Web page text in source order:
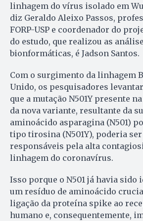
linhagem do vírus isolado em
diz Geraldo Aleixo Passos,
FORP-USP e coordenador do
do estudo, que realizou as
bionformáticas, é Jadson Santos.
Com o surgimento da linhagem
Unido, os pesquisadores
que a mutação N501Y presente
da nova variante, resultante da
aminoácido asparagina (N501)
tipo tirosina (N501Y), poderia
responsáveis pela alta
linhagem do coronavírus.
Isso porque o N501 já havia sido
um resíduo de aminoácido
ligação da proteína spike ao
humano e, consequentemente,